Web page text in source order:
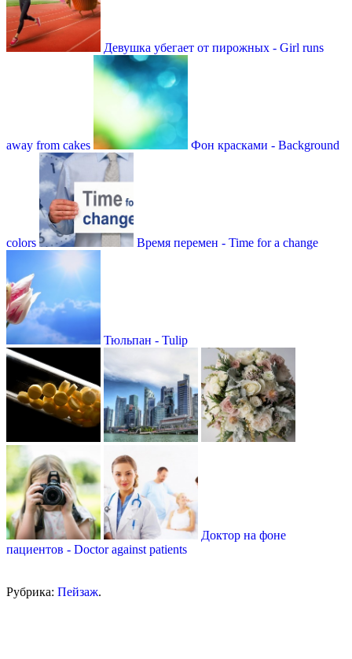
Девушка убегает от пирожных - Girl runs
away from cakes Фон красками - Background
colors Время перемен - Time for a change
Тюльпан - Tulip
Доктор на фоне
пациентов - Doctor against patients
Рубрика: Пейзаж.